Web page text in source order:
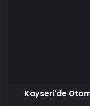
Kayseri'de